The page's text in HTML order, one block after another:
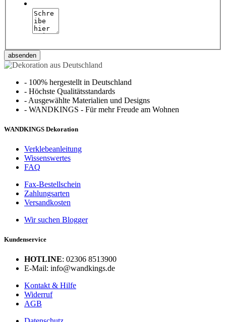
absenden
- 100% hergestellt in Deutschland
- Höchste Qualitätsstandards
- Ausgewählte Materialien und Designs
- WANDKINGS - Für mehr Freude am Wohnen
WANDKINGS Dekoration
Verklebeanleitung
Wissenswertes
FAQ
Fax-Bestellschein
Zahlungsarten
Versandkosten
Wir suchen Blogger
Kundenservice
HOTLINE: 02306 8513900
E-Mail: info@wandkings.de
Kontakt & Hilfe
Widerruf
AGB